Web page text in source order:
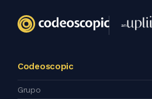
an
Codeoscopic
Grupo